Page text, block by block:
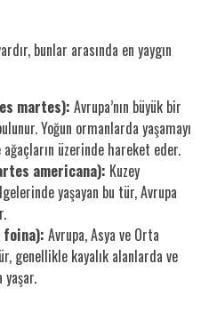
bunlar arasında en yaygın
martes): Avrupa’nın büyük bir
Yoğun ormanlarda yaşamayı
üzerinde hareket eder.
americana): Kuzey
yaşayan bu tür, Avrupa
foina): Avrupa, Asya ve Orta
genellikle kayalık alanlarda ve
yaşar.